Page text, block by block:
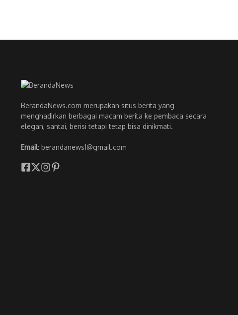
BerandaNews.com merupakan situs berita yang
menghadirkan berbagai macam berita ke pembaca secara
elegan, santai, berisi tetapi tetap bisa dinikmati.
Email: berandanews1@gmail.com